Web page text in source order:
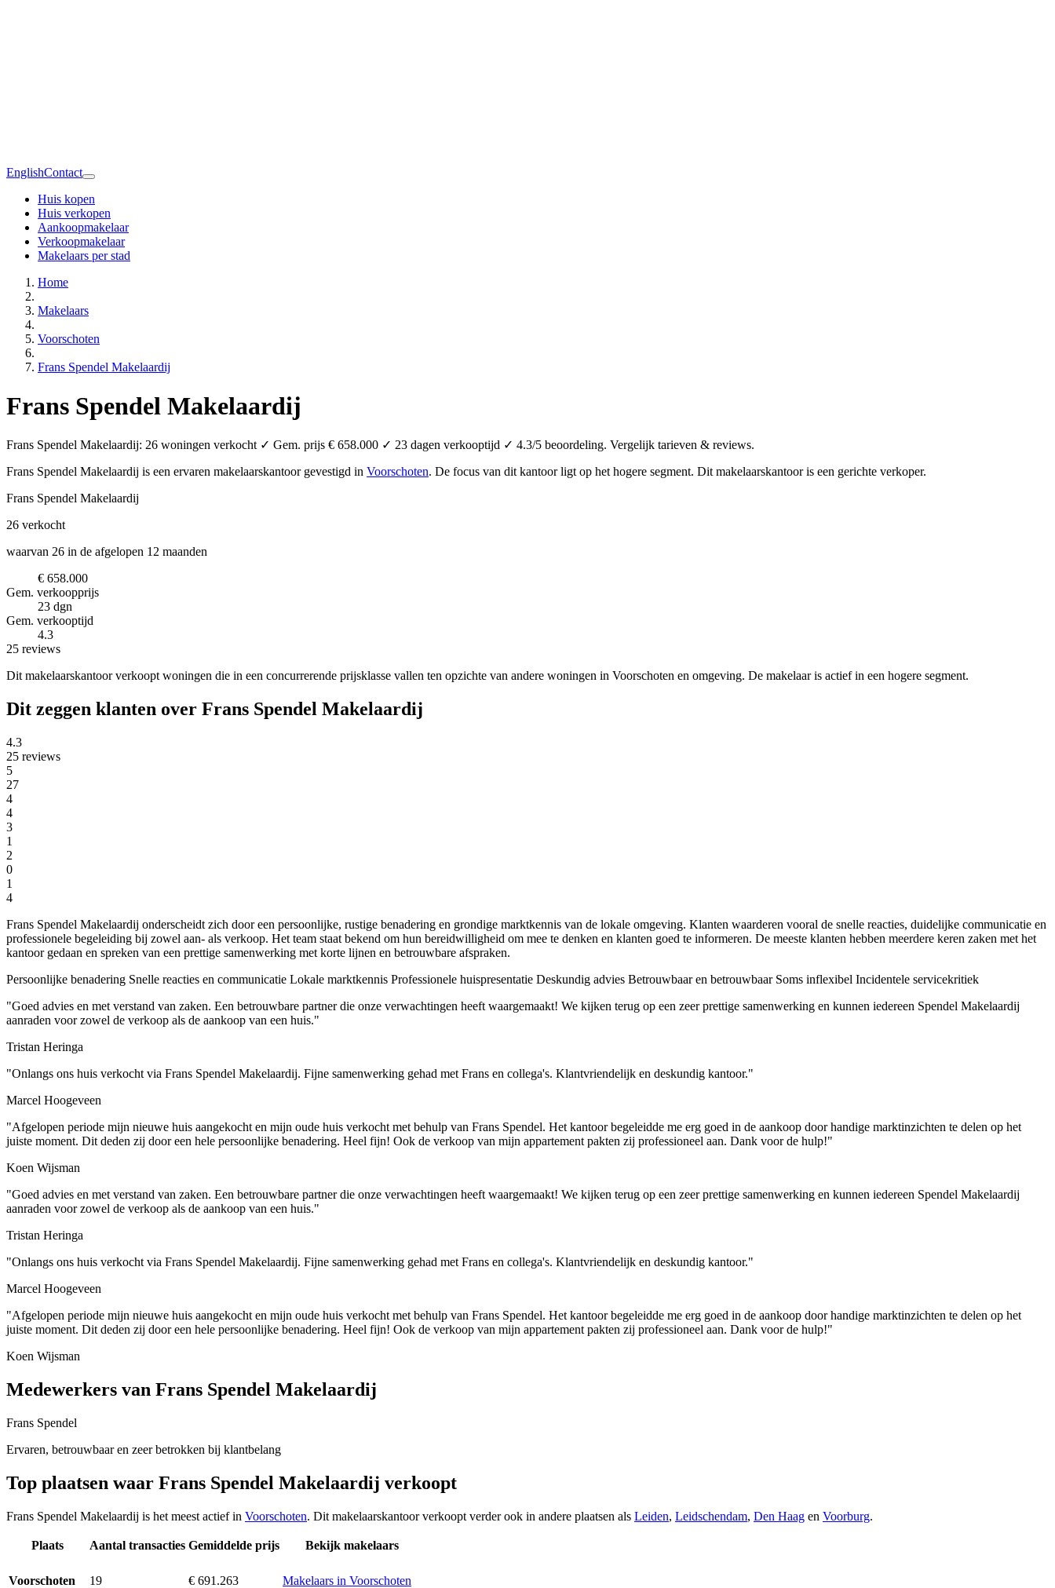
EnglishContact
Huis kopen
Huis verkopen
Aankoopmakelaar
Verkoopmakelaar
Makelaars per stad
Home
Makelaars
Voorschoten
Frans Spendel Makelaardij
Frans Spendel Makelaardij
Frans Spendel Makelaardij: 26 woningen verkocht ✓ Gem. prijs € 658.000 ✓ 23 dagen verkooptijd ✓ 4.3/5 beoordeling. Vergelijk tarieven & reviews.
Frans Spendel Makelaardij is een ervaren makelaarskantoor gevestigd in Voorschoten. De focus van dit kantoor ligt op het hogere segment. Dit makelaarskantoor is een gerichte verkoper.
Frans Spendel Makelaardij
26 verkocht
waarvan 26 in de afgelopen 12 maanden
€ 658.000
Gem. verkoopprijs
23 dgn
Gem. verkooptijd
4.3
25 reviews
Dit makelaarskantoor verkoopt woningen die in een concurrerende prijsklasse vallen ten opzichte van andere woningen in Voorschoten en omgeving. De makelaar is actief in een hogere segment.
Dit zeggen klanten over Frans Spendel Makelaardij
4.3
25 reviews
5
27
4
4
3
1
2
0
1
4
Frans Spendel Makelaardij onderscheidt zich door een persoonlijke, rustige benadering en grondige marktkennis van de lokale omgeving. Klanten waarderen vooral de snelle reacties, duidelijke communicatie en
professionele begeleiding bij zowel aan- als verkoop. Het team staat bekend om hun bereidwilligheid om mee te denken en klanten goed te informeren. De meeste klanten hebben meerdere keren zaken met het
kantoor gedaan en spreken van een prettige samenwerking met korte lijnen en betrouwbare afspraken.
Persoonlijke benadering Snelle reacties en communicatie Lokale marktkennis Professionele huispresentatie Deskundig advies Betrouwbaar en betrouwbaarSoms inflexibel Incidentele servicekritiek
"Goed advies en met verstand van zaken. Een betrouwbare partner die onze verwachtingen heeft waargemaakt! We kijken terug op een zeer prettige samenwerking en kunnen iedereen Spendel Makelaardij
aanraden voor zowel de verkoop als de aankoop van een huis."
Tristan Heringa
"Onlangs ons huis verkocht via Frans Spendel Makelaardij. Fijne samenwerking gehad met Frans en collega's. Klantvriendelijk en deskundig kantoor."
Marcel Hoogeveen
"Afgelopen periode mijn nieuwe huis aangekocht en mijn oude huis verkocht met behulp van Frans Spendel. Het kantoor begeleidde me erg goed in de aankoop door handige marktinzichten te delen op het
juiste moment. Dit deden zij door een hele persoonlijke benadering. Heel fijn! Ook de verkoop van mijn appartement pakten zij professioneel aan. Dank voor de hulp!"
Koen Wijsman
"Goed advies en met verstand van zaken. Een betrouwbare partner die onze verwachtingen heeft waargemaakt! We kijken terug op een zeer prettige samenwerking en kunnen iedereen Spendel Makelaardij
aanraden voor zowel de verkoop als de aankoop van een huis."
Tristan Heringa
"Onlangs ons huis verkocht via Frans Spendel Makelaardij. Fijne samenwerking gehad met Frans en collega's. Klantvriendelijk en deskundig kantoor."
Marcel Hoogeveen
"Afgelopen periode mijn nieuwe huis aangekocht en mijn oude huis verkocht met behulp van Frans Spendel. Het kantoor begeleidde me erg goed in de aankoop door handige marktinzichten te delen op het
juiste moment. Dit deden zij door een hele persoonlijke benadering. Heel fijn! Ook de verkoop van mijn appartement pakten zij professioneel aan. Dank voor de hulp!"
Koen Wijsman
Medewerkers van Frans Spendel Makelaardij
Frans Spendel
Ervaren, betrouwbaar en zeer betrokken bij klantbelang
Top plaatsen waar Frans Spendel Makelaardij verkoopt
Frans Spendel Makelaardij is het meest actief in Voorschoten. Dit makelaarskantoor verkoopt verder ook in andere plaatsen als Leiden, Leidschendam, Den Haag en Voorburg.
Plaats Aantal transacties Gemiddelde prijs Bekijk makelaars
Voorschoten 19 € 691.263 Makelaars in Voorschoten